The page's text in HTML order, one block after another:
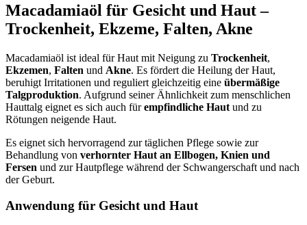
Macadamiaöl für Gesicht und Haut –
Trockenheit, Ekzeme, Falten, Akne
Macadamiaöl ist ideal für Haut mit Neigung zu Trockenheit,
Ekzemen, Falten und Akne. Es fördert die Heilung der Haut,
beruhigt Irritationen und reguliert gleichzeitig eine übermäßige
Talgproduktion. Aufgrund seiner Ähnlichkeit zum menschlichen
Hauttalg eignet es sich auch fürempfindliche Haut und zu
Rötungen neigende Haut.
Es eignet sich hervorragend zur täglichen Pflege sowie zur
Behandlung von verhornter Haut an Ellbogen, Knien und
Fersen und zur Hautpflege während der Schwangerschaft und nach
der Geburt.
Anwendung für Gesicht und Haut